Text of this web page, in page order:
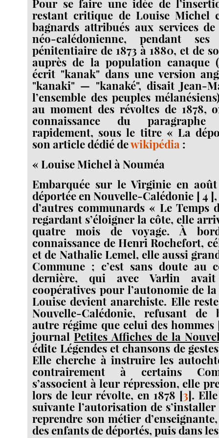
Pour se faire une idée de
restant critique de Louise Michel
bagnards attribués aux services
néo-calédonienne, pendant ses
pénitentiaire de 1873 à 1880, et de
auprès de la population canaque
écrit "kanak" dans une version
"kanaki" — "kanaké", disait Jean-
l’ensemble des peuples
au moment des révoltes de 1878,
connaissance du paragraphe
rapidement, sous le titre « La
son article dédié dewikipédia :
« Louise Michel à Nouméa
Embarquée sur le Virginie en
déportée en Nouvelle-Calédonie [ 4
d’autres communards « Le Temps
regardant s’éloigner la côte, elle
quatre mois de voyage. À
connaissance de Henri Rochefort,
et de Nathalie Lemel, elle aussi
Commune ; c’est sans doute au
dernière, qui avec Varlin
coopératives pour l’autonomie de
Louise devient anarchiste. Elle
Nouvelle-Calédonie, refusant de
autre régime que celui des hommes
journalPetites Affiches de la
édite Légendes et chansons de
Elle cherche à instruire les
contrairement à certains
s’associent à leur répression, elle
lors de leur révolte, en 1878 [3].
suivante l’autorisation de
reprendre son métier
des enfants de déportés, puis dans